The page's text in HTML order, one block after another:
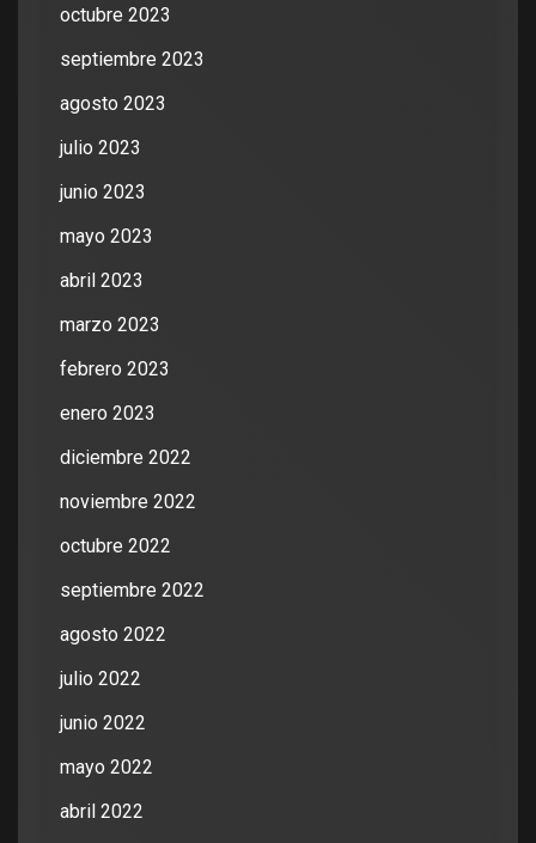
octubre 2023
septiembre 2023
agosto 2023
julio 2023
junio 2023
mayo 2023
abril 2023
marzo 2023
febrero 2023
enero 2023
diciembre 2022
noviembre 2022
octubre 2022
septiembre 2022
agosto 2022
julio 2022
junio 2022
mayo 2022
abril 2022